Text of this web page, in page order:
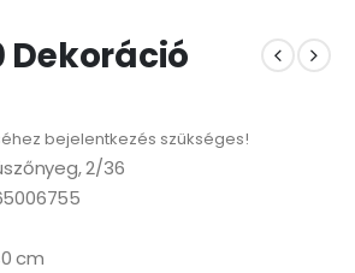
Dekoráció
bejelentkezés szükséges!
2/36
cm